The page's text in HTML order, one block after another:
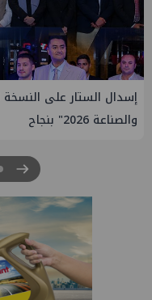
إيني تعين مديراً جديد